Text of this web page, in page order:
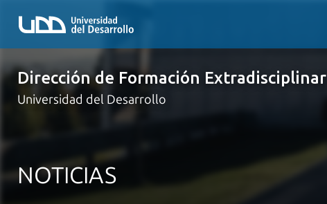
Dirección de Formación Extradisciplinar
Universidad del Desarrollo
NOTICIAS